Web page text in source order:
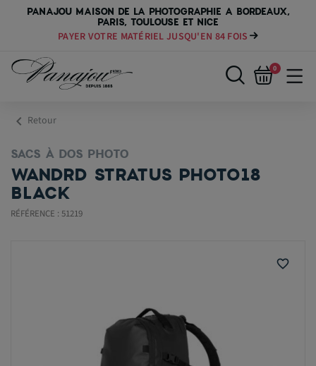
PANAJOU MAISON DE LA PHOTOGRAPHIE A BORDEAUX,
PARIS, TOULOUSE ET NICE
PAYER VOTRE MATÉRIEL JUSQU'EN 84 FOIS
0
chevron_left Retour
SACS À DOS PHOTO
WANDRD STRATUS PHOTO18
BLACK
RÉFÉRENCE : 51219
favorite_border